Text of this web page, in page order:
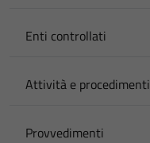
Enti controllati
Attività e procedimenti
Provvedimenti